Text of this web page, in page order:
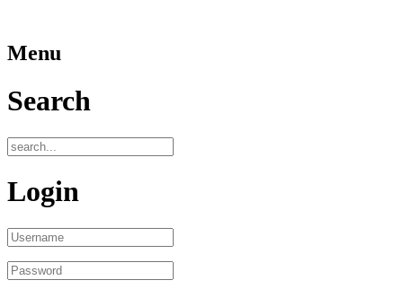
Menu
Search
Login